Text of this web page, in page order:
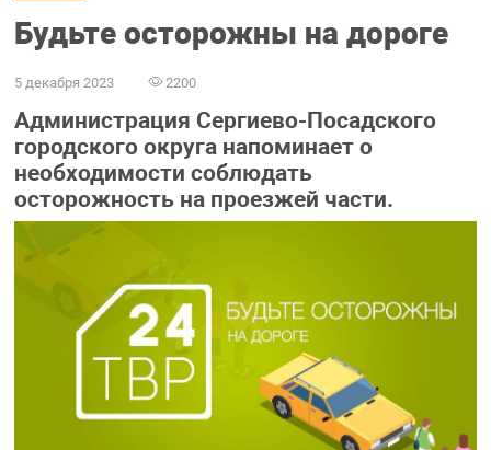
Будьте осторожны на дороге
5 декабря 2023 2200
Администрация Сергиево-Посадского
городского округа напоминает о
необходимости соблюдать
осторожность на проезжей части.